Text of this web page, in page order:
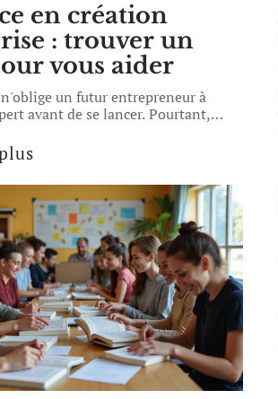
en création
: trouver un
vous aider
un futur entrepreneur à
avant de se lancer. Pourtant,…